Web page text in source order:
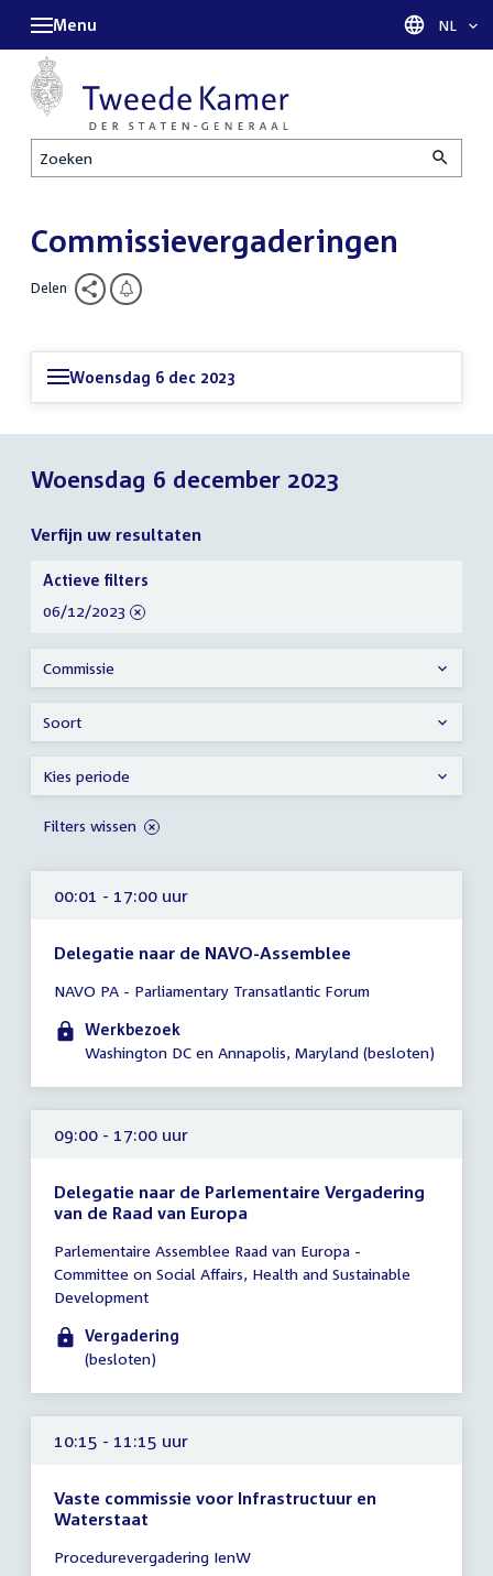
Zoeken
Menu Taal
NL
Commissievergaderingen
Delen
Woensdag 6 dec 2023
Woensdag 6 december 2023
Verfijn uw resultaten
00:01 - 17:00 uur
Delegatie naar de NAVO-Assemblee
vergadering
00:01
-
uur
NAVO PA - Parliamentary Transatlantic Forum
Werkbezoek
Washington DC en Annapolis, Maryland (besloten)
09:00 - 17:00 uur
Delegatie naar de Parlementaire Vergadering
van de Raad van Europa
vergadering
09:00
-
17:00
uur
Parlementaire Assemblee Raad van Europa -
Committee on Social Affairs, Health and Sustainable
Development
Vergadering
(besloten)
10:15 - 11:15 uur
Vaste commissie voor Infrastructuur en
Waterstaat
vergadering
Procedurevergadering IenW
Verfijn
uw
resultaten
Actieve filters
verwijder
06/12/2023
Commissie
Soort
Kies periode
Filters wissen